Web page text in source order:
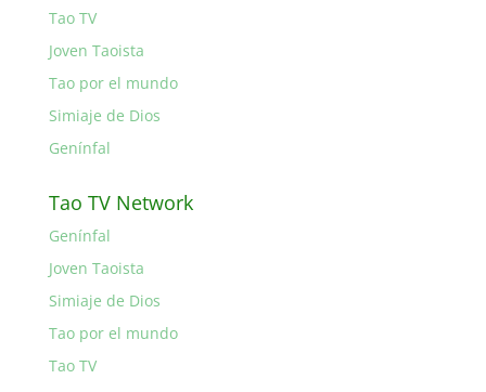
Tao TV
Joven Taoista
Tao por el mundo
Simiaje de Dios
Genínfal
Tao TV Network
Genínfal
Joven Taoista
Simiaje de Dios
Tao por el mundo
Tao TV